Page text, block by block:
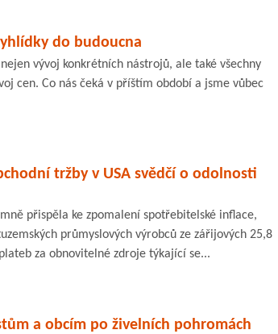
do budoucna
vývoj konkrétních nástrojů, ale také všechny
cen. Co nás čeká v příštím období a jsme vůbec
tržby v USA svědčí o odolnosti
přispěla ke zpomalení spotřebitelské inflace,
průmyslových výrobců ze zářijových 25,8
za obnovitelné zdroje týkající se...
a obcím po živelních pohromách